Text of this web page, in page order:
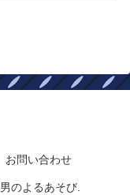
お問い合わせ
のよるあそび.